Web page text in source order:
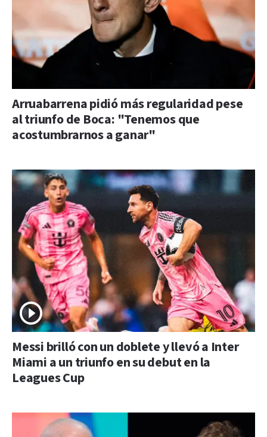
Arruabarrena pidió más regularidad pese
al triunfo de Boca: "Tenemos que
acostumbrarnos a ganar"
Messi brilló con un doblete y llevó a Inter
Miami a un triunfo en su debut en la
Leagues Cup